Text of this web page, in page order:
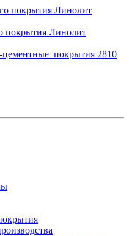
покрытия Линолит
покрытия Линолит
2810